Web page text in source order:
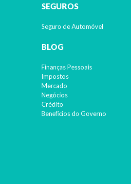
SEGUROS
Seguro de Automóvel
BLOG
Finanças Pessoais
Impostos
Mercado
Negócios
Crédito
Benefícios do Governo